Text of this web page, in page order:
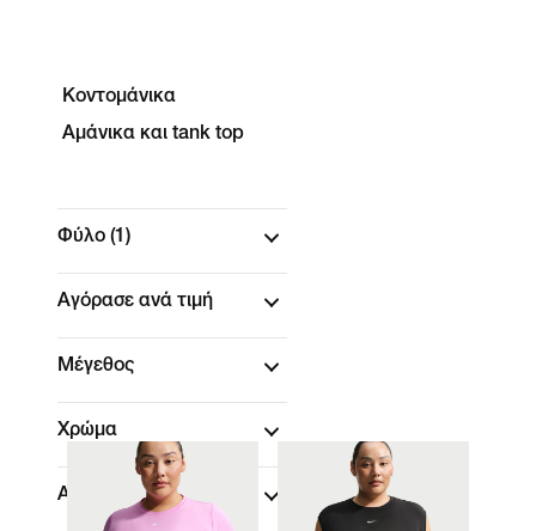
Κοντομάνικα
Αμάνικα και tank top
Φύλο (1)
Αγόρασε ανά τιμή
Μέγεθος
Χρώμα
Αθλήματα(1)